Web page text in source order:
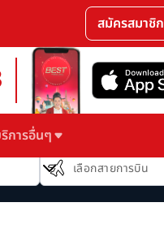
สมัครสมาชิก
การอื่นๆสายการบิน
เลือกสายการบิน